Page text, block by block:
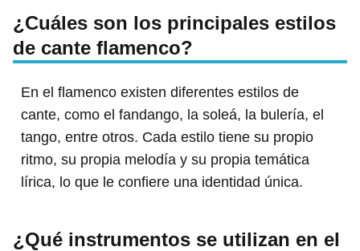
¿Cuáles son los principales estilos
de cante flamenco?
En el flamenco existen diferentes estilos de
cante, como el fandango, la soleá, la bulería, el
tango, entre otros. Cada estilo tiene su propio
ritmo, su propia melodía y su propia temática
lírica, lo que le confiere una identidad única.
¿Qué instrumentos se utilizan en el